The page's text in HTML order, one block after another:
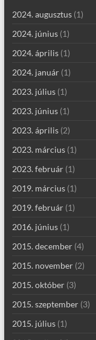
2024. augusztus(1)
2024. június(1)
2024. április(1)
2024. január(1)
2023. július(1)
2023. június(1)
2023. április(2)
2023. március(1)
2023. február(1)
2019. március(1)
2019. február(1)
2016. június(1)
2015. december(4)
2015. november(2)
2015. október(3)
2015. szeptember(3)
2015. július(1)